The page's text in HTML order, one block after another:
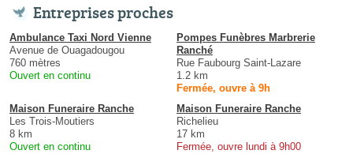
Entreprises proches
Ambulance Taxi Nord Vienne
Avenue de Ouagadougou
760 mètres
Ouvert en continu
Pompes Funèbres Marbrerie
Ranché
Rue Faubourg Saint-Lazare
1.2 km
Fermée, ouvre à 9h
Maison Funeraire Ranche
Les Trois-Moutiers
8 km
Ouvert en continu
Maison Funeraire Ranche
Richelieu
17 km
Fermée, ouvre lundi à 9h00